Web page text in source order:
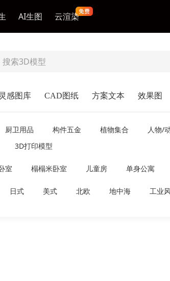
AI生图 云渲染
灵感图库 CAD图纸 方案文本 效果图
厨卫用品 构件五金 植物集合 人物/
3D打印模型
室 榻榻米卧室 儿童房 单身公寓
日式 美式 北欧 地中海 工业